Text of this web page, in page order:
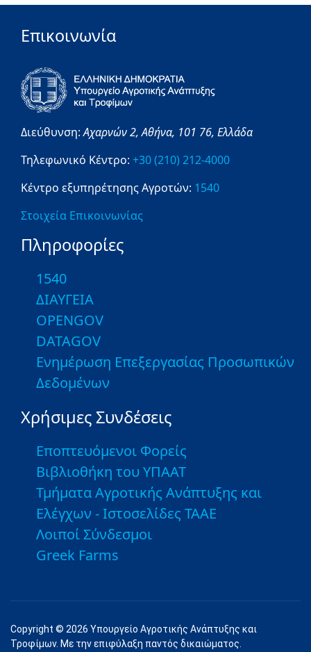
Επικοινωνία
Διεύθυνση:Αχαρνών 2,Αθήνα, 101 76, Ελλάδα
Τηλεφωνικό Κέντρο: +30 (210) 212-4000
Κέντρο εξυπηρέτησης Αγροτών: 1540
Στοιχεία Επικοινωνίας
Πληροφορίες
1540
ΔΙΑΥΓΕΙΑ
OPENGOV
DATAGOV
Ενημέρωση Επεξεργασίας Προσωπικών
Δεδομένων
Χρήσιμες Συνδέσεις
Εποπτευόμενοι Φορείς
Βιβλιοθήκη του ΥΠΑΑΤ
Τμήματα Αγροτικής Ανάπτυξης και
Ελέγχων - Ιστοσελίδες ΤΑΑΕ
Λοιποί Σύνδεσμοι
Greek Farms
Copyright © 2026 Υπουργείο Αγροτικής Ανάπτυξης και
Τροφίμων. Με την επιφύλαξη παντός δικαιώματος.